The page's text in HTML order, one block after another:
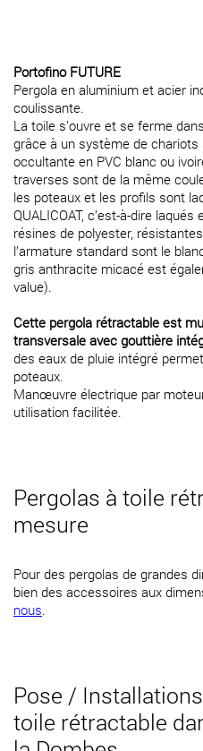
Portofino FUTURE
Pergola en aluminium et acier
coulissante.
La toile s’ouvre et se ferme
grâce à un système de
occultante en PVC blanc ou
traverses sont de la même
les poteaux et les profils sont
QUALICOAT, c’est-à-dire
résines de polyester,
l’armature standard sont le
gris anthracite micacé est
value).
Cette pergola rétractable est
transversale avec gouttière
des eaux de pluie intégré
poteaux.
Manœuvre électrique par
utilisation facilitée.
Pergolas à toile
mesure
Pour des pergolas de grandes
bien des accessoires aux
nous.
Pose /
toile rétractable